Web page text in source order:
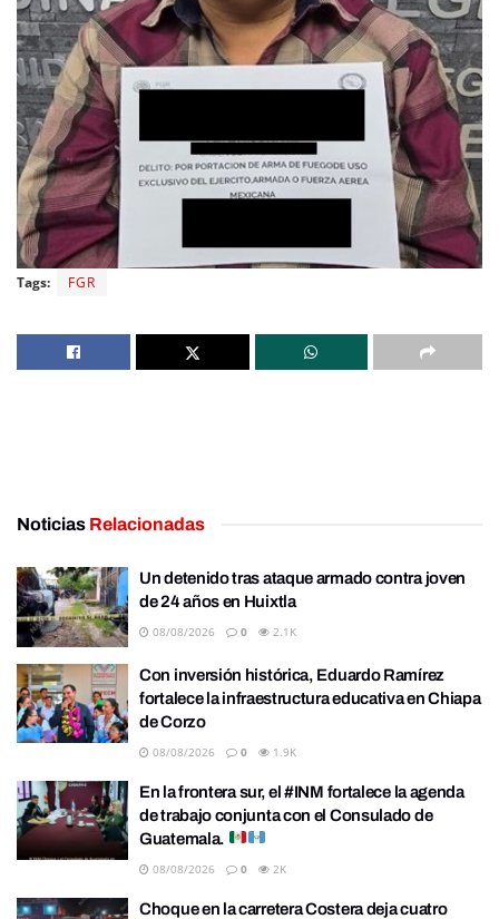
Tags: FGR
Noticias Relacionadas
Un detenido tras ataque armado contra joven
de 24 años en Huixtla
08/08/2026 0 2.1K
Con inversión histórica, Eduardo Ramírez
fortalece la infraestructura educativa en Chiapa
de Corzo
08/08/2026 0 1.9K
En la frontera sur, el #INM fortalece la agenda
de trabajo conjunta con el Consulado de
Guatemala.
08/08/2026 0 2K
Choque en la carretera Costera deja cuatro